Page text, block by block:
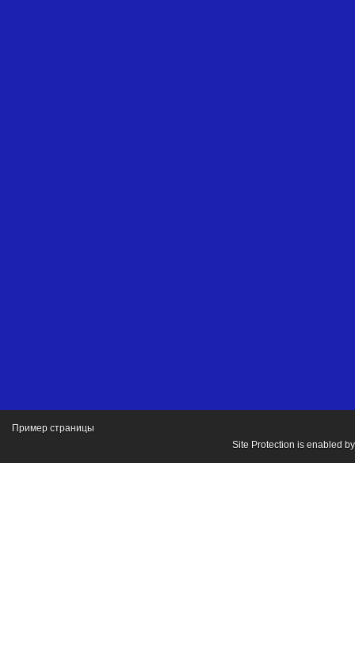
Пример страницы
Site Protection is enabled